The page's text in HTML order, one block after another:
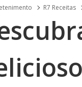
R7 Receitas